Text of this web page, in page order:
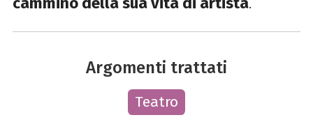
Argomenti trattati
Teatro